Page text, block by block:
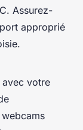
Assurez-
approprié
votre